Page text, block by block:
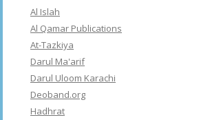
Al Islah
Al Qamar Publications
At-Tazkiya
Darul Ma'arif
Darul Uloom Karachi
Deoband.org
Hadhrat